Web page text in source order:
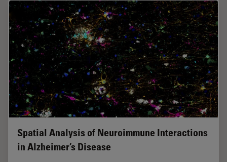
Spatial Analysis of Neuroimmune Interactions
in Alzheimer’s Disease